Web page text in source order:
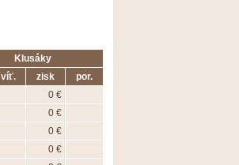
Klusáky
víť. zisk
por.
0 €
0 €
0 €
0 €